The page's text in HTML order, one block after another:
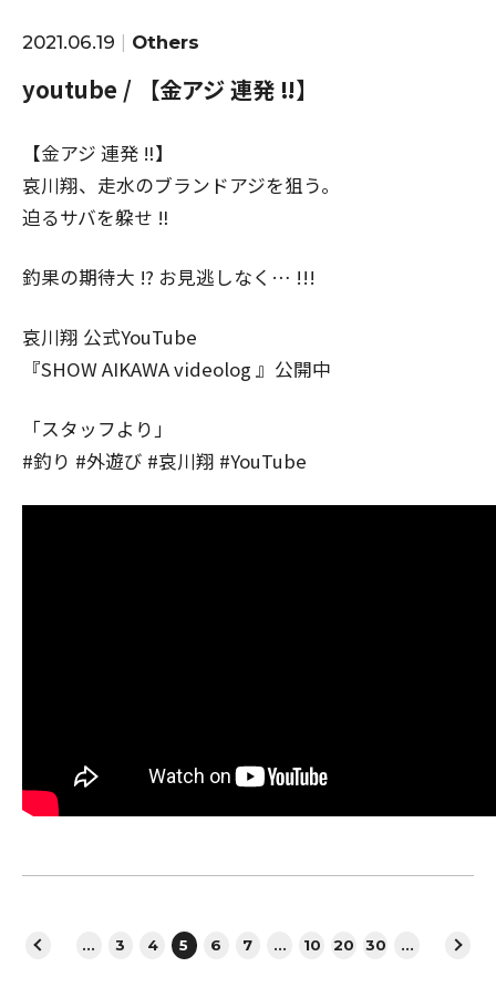
2021.06.19 Others
youtube / 【金アジ 連発 ‼︎】
【金アジ 連発 ‼︎】
哀川翔、走水のブランドアジを狙う。
迫るサバを躱せ ‼︎
釣果の期待大 ⁉︎ お見逃しなく… !!!
哀川翔 公式YouTube
『SHOW AIKAWA videolog 』公開中
「スタッフより」
#釣り #外遊び #哀川翔 #YouTube
... 3 4 5 6 7 ... 10 20 30 ...